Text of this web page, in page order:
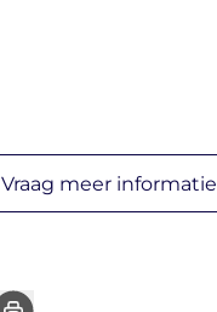
Vraag meer informatie